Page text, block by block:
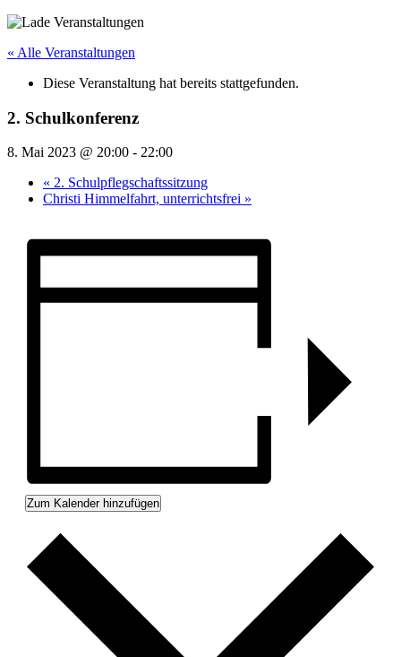
« Alle Veranstaltungen
Diese Veranstaltung hat bereits stattgefunden.
2. Schulkonferenz
8. Mai 2023 @ 20:00 - 22:00
« 2. Schulpflegschaftssitzung
Christi Himmelfahrt, unterrichtsfrei »
Zum Kalender hinzufügen